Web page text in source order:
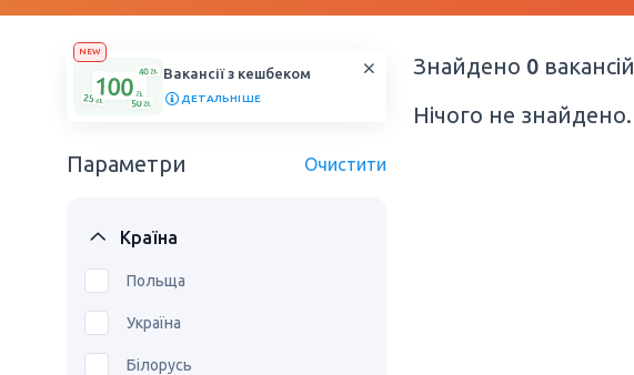
NEW
Вакансії з кешбеком
ДЕТАЛЬНІШЕ
Параметри Очистити
Країна
Польща
Україна
Білорусь
Знайдено 0 вакансій
Нічого не знайдено.